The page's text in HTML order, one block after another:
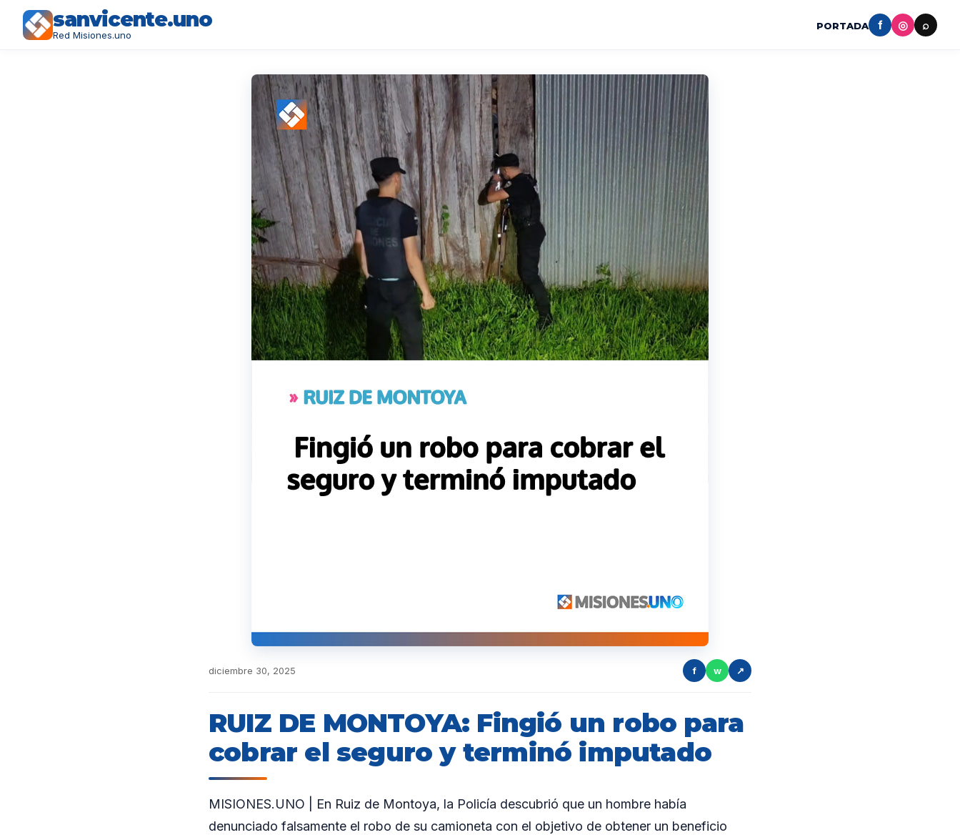
sanvicente.uno
Red Misiones.uno
PORTADA f ◎ ⌕
diciembre 30, 2025 f w ↗
RUIZ DE MONTOYA: Fingió un robo para
cobrar el seguro y terminó imputado
MISIONES.UNO | En Ruiz de Montoya, la Policía descubrió que un hombre había
denunciado falsamente el robo de su camioneta con el objetivo de obtener un beneficio